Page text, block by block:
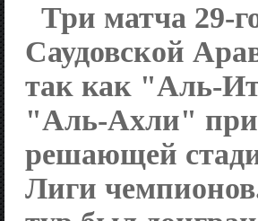
Три матча 29-
Саудовской
так как "Аль-
"Аль-Ахли"
решающей
Лиги